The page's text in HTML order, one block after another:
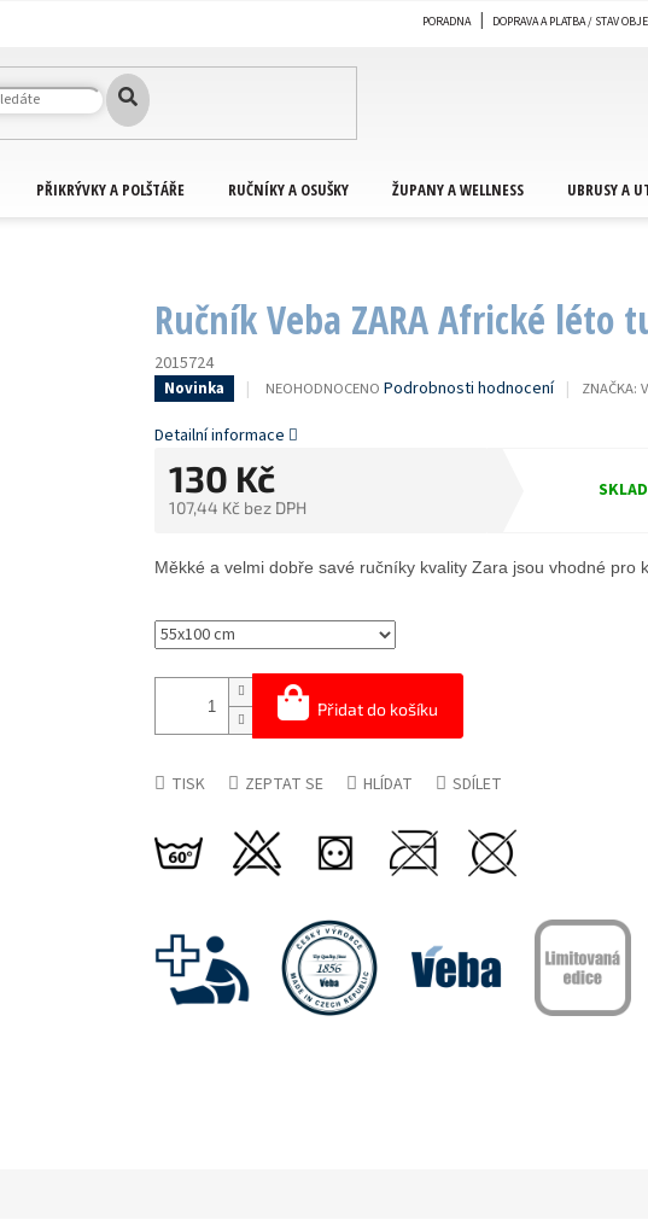
PORADNA DOPRAVA A PLATBA / STAV
PŘIKRÝVKY A POLŠTÁŘE RUČNÍKY A OSUŠKY ŽUPANY A WELLNESS UBRUSY A
Ručník Veba ZARA Africké léto
2015724
Novinka
PRŮMĚRNÉ
PRODUKTU
JE
0,0
Z
5
NEOHODNOCENO Podrobnosti hodnocení ZNAČKA:
130 Kč
107,44 Kč bez DPH
Přidat do košíku
Měkké a velmi dobře savé ručníky kvality Zara jsou vhodné pro
Detailní informace
TISK ZEPTAT SE HLÍDAT SDÍLET